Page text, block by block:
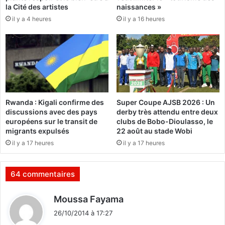
é
f
n
s
e
e
s
i
n
t
é
r
t
m
m
la Cité des artistes
il y a 4 heures
naissances »
il y a 16 heures
Rwanda : Kigali confirme des
discussions avec des pays
européens sur le transit de
migrants expulsés
il y a 17 heures
Super Coupe AJSB 2026 : Un
derby très attendu entre deux
clubs de Bobo-Dioulasso, le
22 août au stade Wobi
il y a 17 heures
64 commentaires
Moussa Fayama
26/10/2014 à 17:27